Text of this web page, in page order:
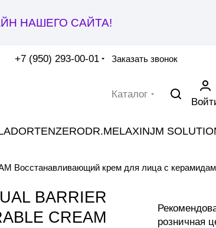
НАШЕГО САЙТА!
+7 (950) 293-00-01 Заказать звонок
Каталог
TENZERODR.MELAXINJM
Восстанавливающий крем для лица с
BARRIER
CREAM
розничная